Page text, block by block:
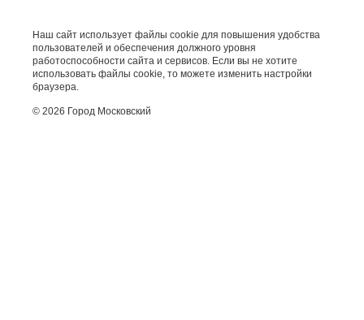
Наш сайт использует файлы cookie для повышения удобства
пользователей и обеспечения должного уровня
работоспособности сайта и сервисов. Если вы не хотите
использовать файлы cookie, то можете изменить настройки
браузера.
© 2026 Город Московский